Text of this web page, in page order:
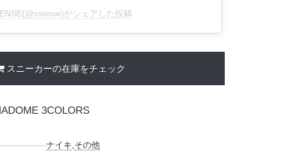
がシェアした投稿
スニーカーの在庫をチェック
3COLORS
ナイキ その他